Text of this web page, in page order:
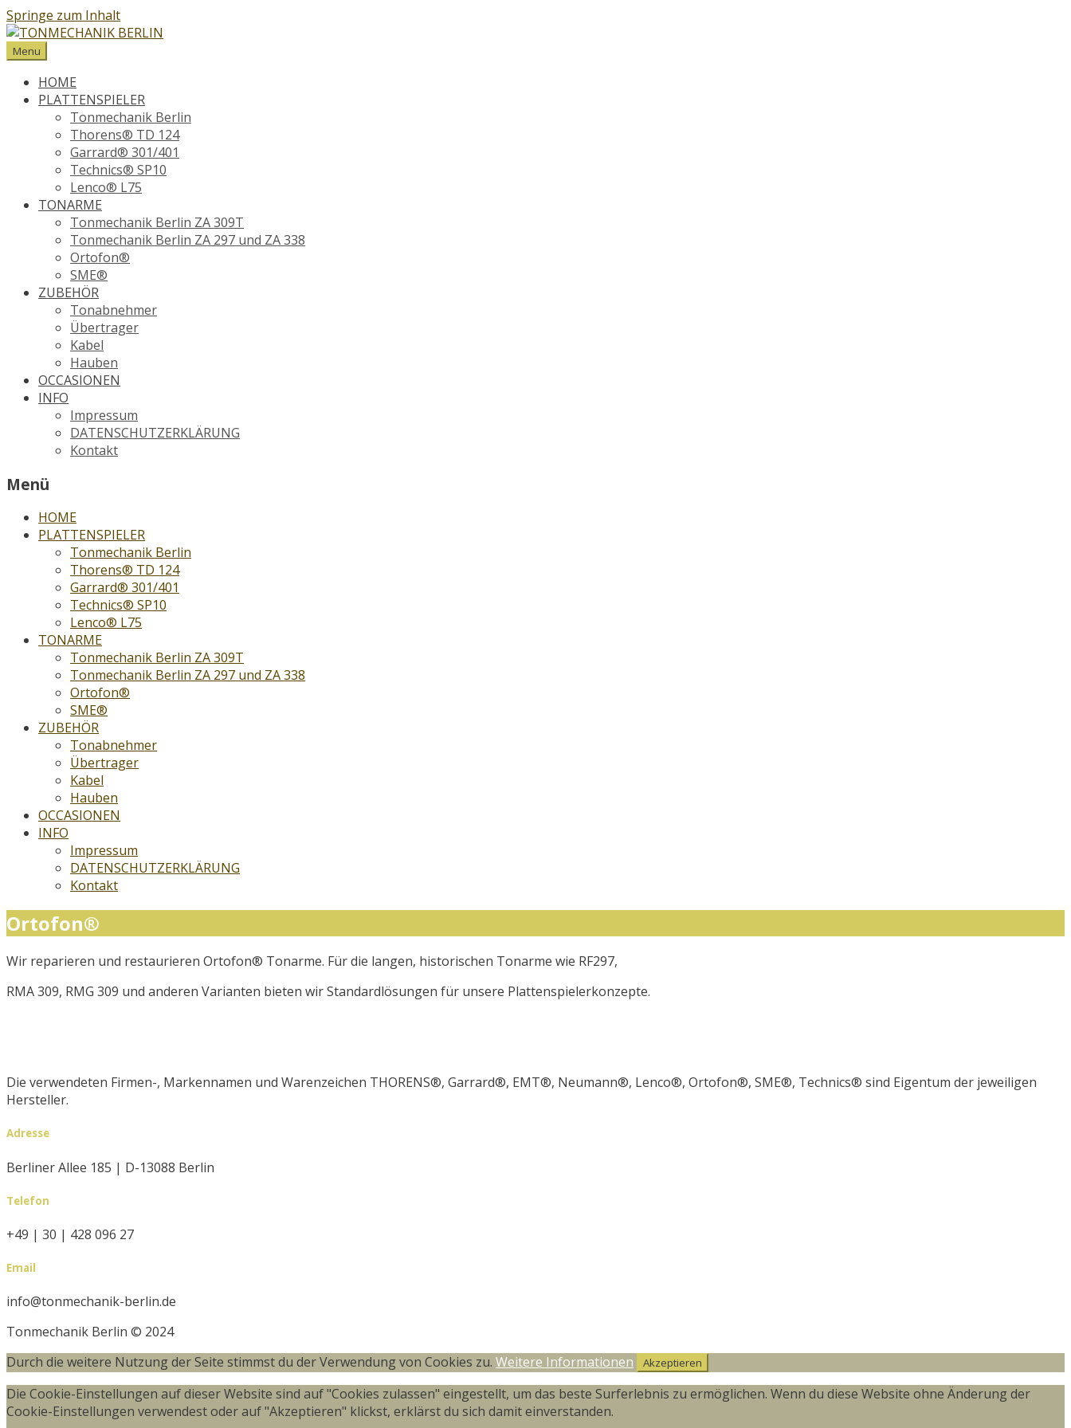
Springe zum Inhalt
Menu
HOME
PLATTENSPIELER
Tonmechanik Berlin
Thorens® TD 124
Garrard® 301/401
Technics® SP10
Lenco® L75
TONARME
Tonmechanik Berlin ZA 309T
Tonmechanik Berlin ZA 297 und ZA 338
Ortofon®
SME®
ZUBEHÖR
Tonabnehmer
Übertrager
Kabel
Hauben
OCCASIONEN
INFO
Impressum
DATENSCHUTZERKLÄRUNG
Kontakt
Menü
HOME
PLATTENSPIELER
Tonmechanik Berlin
Thorens® TD 124
Garrard® 301/401
Technics® SP10
Lenco® L75
TONARME
Tonmechanik Berlin ZA 309T
Tonmechanik Berlin ZA 297 und ZA 338
Ortofon®
SME®
ZUBEHÖR
Tonabnehmer
Übertrager
Kabel
Hauben
OCCASIONEN
INFO
Impressum
DATENSCHUTZERKLÄRUNG
Kontakt
Ortofon®
Wir reparieren und restaurieren Ortofon® Tonarme. Für die langen, historischen Tonarme wie RF297,
RMA 309, RMG 309 und anderen Varianten bieten wir Standardlösungen für unsere Plattenspielerkonzepte.
Die verwendeten Firmen-, Markennamen und Warenzeichen THORENS®, Garrard®, EMT®, Neumann®, Lenco®, Ortofon®, SME®, Technics® sind Eigentum der jeweiligen
Hersteller.
Adresse
Berliner Allee 185 | D-13088 Berlin
Telefon
+49 | 30 | 428 096 27
Email
info@tonmechanik-berlin.de
Tonmechanik Berlin © 2024
Durch die weitere Nutzung der Seite stimmst du der Verwendung von Cookies zu. Weitere Informationen Akzeptieren
Die Cookie-Einstellungen auf dieser Website sind auf "Cookies zulassen" eingestellt, um das beste Surferlebnis zu ermöglichen. Wenn du diese Website ohne Änderung der
Cookie-Einstellungen verwendest oder auf "Akzeptieren" klickst, erklärst du sich damit einverstanden.